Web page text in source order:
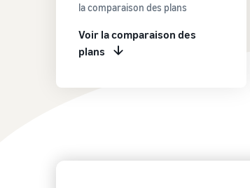
la comparaison des plans
Voir la comparaison des
plans